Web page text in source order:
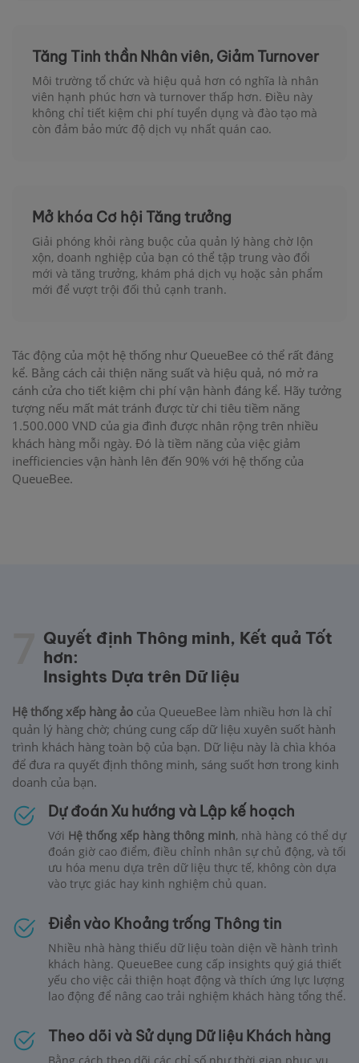
Tăng Tinh thần Nhân viên, Giảm Turnover
Môi trường tổ chức và hiệu quả hơn có nghĩa là nhân
viên hạnh phúc hơn và turnover thấp hơn. Điều này
không chỉ tiết kiệm chi phí tuyển dụng và đào tạo mà
còn đảm bảo mức độ dịch vụ nhất quán cao.
Mở khóa Cơ hội Tăng trưởng
Giải phóng khỏi ràng buộc của quản lý hàng chờ lộn
xộn, doanh nghiệp của bạn có thể tập trung vào đổi
mới và tăng trưởng, khám phá dịch vụ hoặc sản phẩm
mới để vượt trội đối thủ cạnh tranh.
Tác động của một hệ thống như QueueBee có thể rất đáng
kể. Bằng cách cải thiện năng suất và hiệu quả, nó mở ra
cánh cửa cho tiết kiệm chi phí vận hành đáng kể. Hãy tưởng
tượng nếu mất mát tránh được từ chi tiêu tiềm năng
1.500.000 VND của gia đình được nhân rộng trên nhiều
khách hàng mỗi ngày. Đó là tiềm năng của việc giảm
inefficiencies vận hành lên đến 90% với hệ thống của
QueueBee.
Quyết định Thông minh, Kết quả Tốt
hơn:
Insights Dựa trên Dữ liệu
Hệ thống xếp hàng ảo của QueueBee làm nhiều hơn là chỉ
quản lý hàng chờ; chúng cung cấp dữ liệu xuyên suốt hành
trình khách hàng toàn bộ của bạn. Dữ liệu này là chìa khóa
để đưa ra quyết định thông minh, sáng suốt hơn trong kinh
doanh của bạn.
Dự đoán Xu hướng và Lập kế hoạch
Với Hệ thống xếp hàng thông minh, nhà hàng có thể dự
đoán giờ cao điểm, điều chỉnh nhân sự chủ động, và tối
ưu hóa menu dựa trên dữ liệu thực tế, không còn dựa
vào trực giác hay kinh nghiệm chủ quan.
Điền vào Khoảng trống Thông tin
Nhiều nhà hàng thiếu dữ liệu toàn diện về hành trình
khách hàng. QueueBee cung cấp insights quý giá thiết
yếu cho việc cải thiện hoạt động và thích ứng lực lượng
lao động để nâng cao trải nghiệm khách hàng tổng thể.
Theo dõi và Sử dụng Dữ liệu Khách hàng